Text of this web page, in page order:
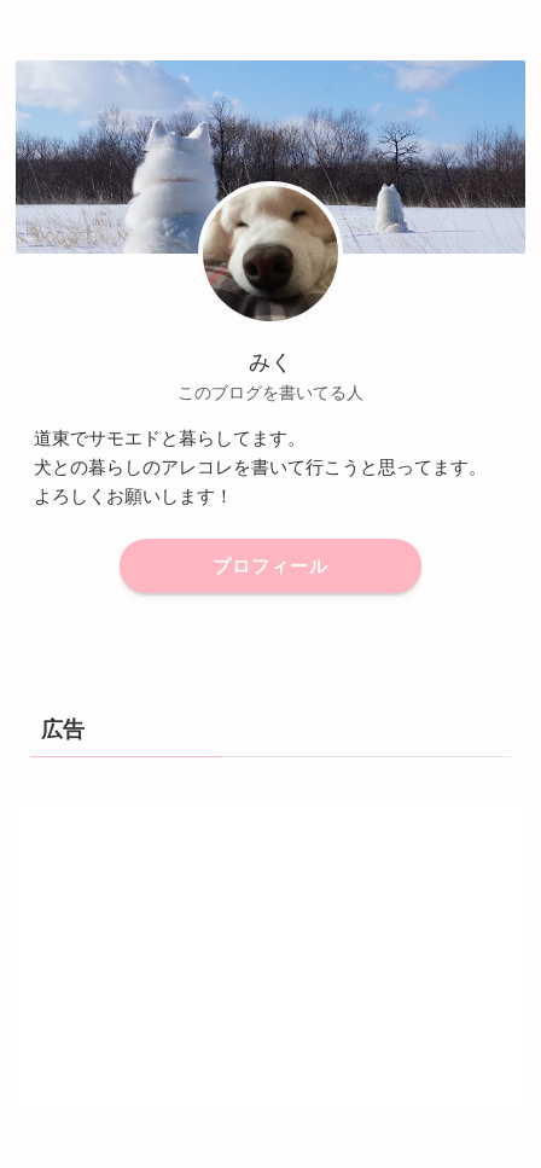
みく
このブログを書いてる人
道東でサモエドと暮らしてます。
犬との暮らしのアレコレを書いて行こうと思ってます。
よろしくお願いします！
プロフィール
広告